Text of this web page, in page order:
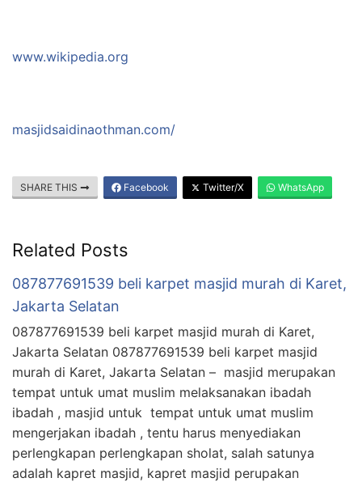
www.wikipedia.org
masjidsaidinaothman.com/
SHARE THIS Facebook Twitter/X WhatsApp
Related Posts
087877691539 beli karpet masjid murah di Karet,
Jakarta Selatan
087877691539 beli karpet masjid murah di Karet,
Jakarta Selatan 087877691539 beli karpet masjid
murah di Karet, Jakarta Selatan – masjid merupakan
tempat untuk umat muslim melaksanakan ibadah
ibadah , masjid untuk tempat untuk umat muslim
mengerjakan ibadah , tentu harus menyediakan
perlengkapan perlengkapan sholat, salah satunya
adalah kapret masjid, kapret masjid perupakan